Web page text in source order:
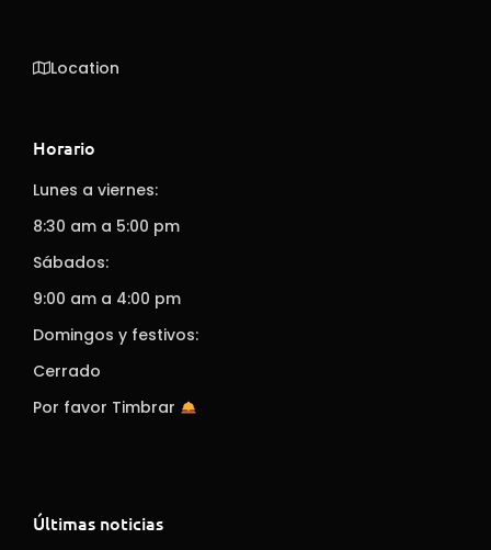
Location
Horario
Lunes a viernes:
8:30 am a 5:00 pm
Sábados:
9:00 am a 4:00 pm
Domingos y festivos:
Cerrado
Por favor Timbrar
Últimas noticias